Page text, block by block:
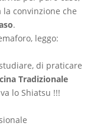
convinzione che
.
leggo:
di praticare
Tradizionale
lo Shiatsu !!!